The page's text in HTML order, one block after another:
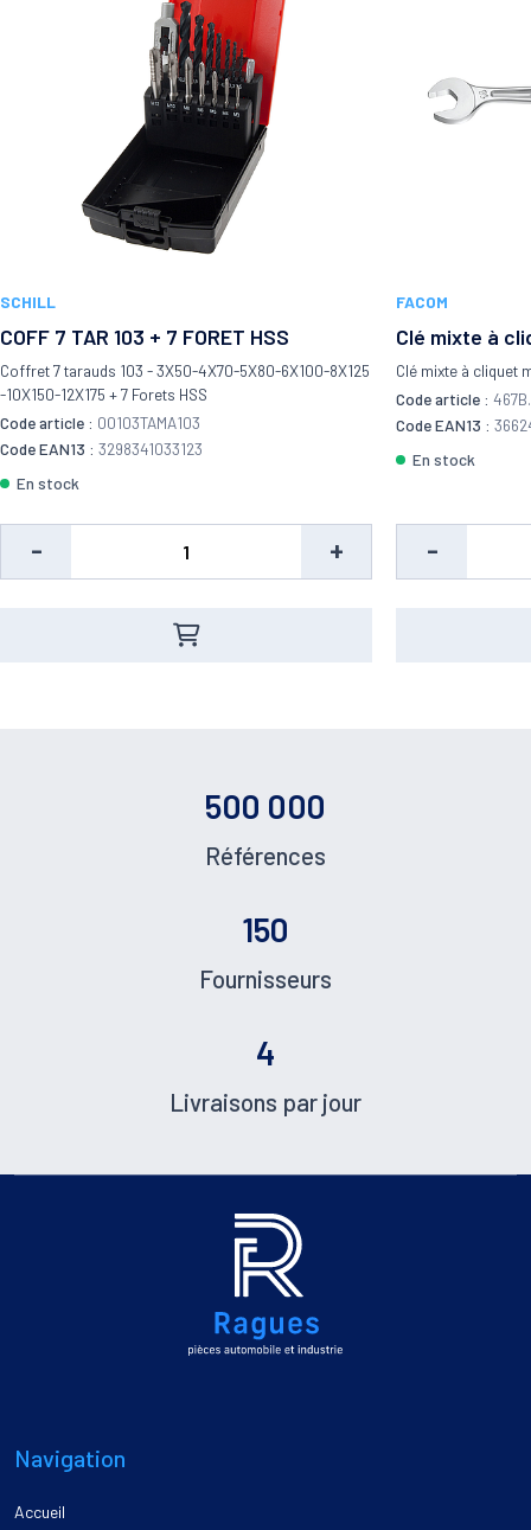
Code de validation
Un code de validation vous a été envoyé par
email, veuillez le saisir ci-dessous
SCHILL
COFF 7 TAR 103 + 7 FORET HSS
Coffret 7 tarauds 103 - 3X50-4X70-5X80-6X100-8X125
-10X150-12X175 + 7 Forets HSS
Code article : 00103TAMA103
Code EAN13 : 3298341033123
en stock
- +
FACOM
Clé mixte à
Clé mixte à cliquet
Code article :
Code EAN13 :
en stock
-
500 000
Références
150
Fournisseurs
4
Livraisons par jour
Navigation
Accueil